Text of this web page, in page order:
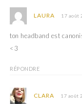
LAURA 17 août
ton headband est
<3
RÉPONDRE
CLARA 17 août